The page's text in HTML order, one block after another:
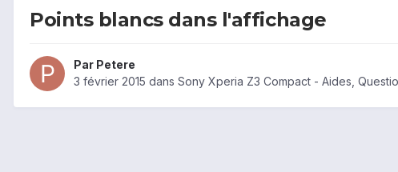
Points blancs dans l'affichage
Par Petere
3 février 2015 dans Sony Xperia Z3 Compact - Aides,